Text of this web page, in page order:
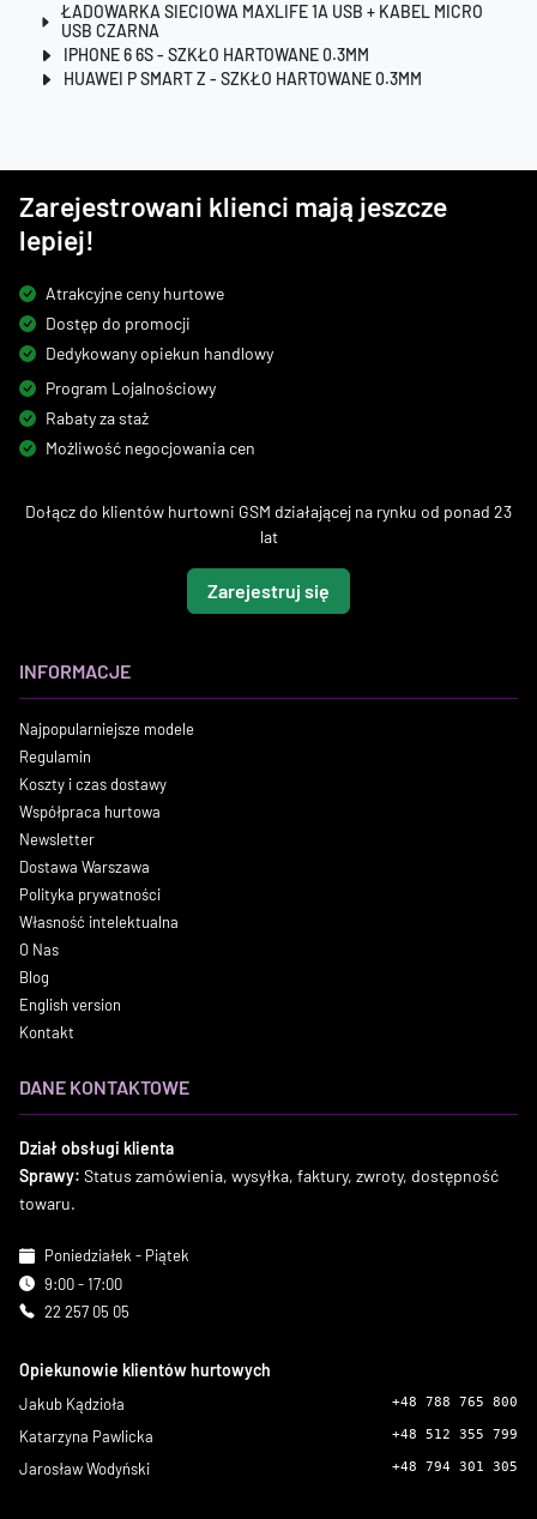
ŁADOWARKA SIECIOWA MAXLIFE 1A USB + KABEL MICRO
USB CZARNA
IPHONE 6 6S - SZKŁO HARTOWANE 0.3MM
HUAWEI P SMART Z - SZKŁO HARTOWANE 0.3MM
Zarejestrowani klienci mają jeszcze
lepiej!
Atrakcyjne ceny hurtowe
Dostęp do promocji
Dedykowany opiekun handlowy
Program Lojalnościowy
Rabaty za staż
Możliwość negocjowania cen
Dołącz do klientów hurtowni GSM działającej na rynku od ponad 23
lat
Zarejestruj się
INFORMACJE
Najpopularniejsze modele
Regulamin
Koszty i czas dostawy
Współpraca hurtowa
Newsletter
Dostawa Warszawa
Polityka prywatności
Własność intelektualna
O Nas
Blog
English version
Kontakt
DANE KONTAKTOWE
Dział obsługi klienta
Sprawy: Status zamówienia, wysyłka, faktury, zwroty, dostępność
towaru.
Poniedziałek - Piątek
9:00 - 17:00
22 257 05 05
Opiekunowie klientów hurtowych
Jakub Kądzioła +48 788 765 800
Katarzyna Pawlicka +48 512 355 799
Jarosław Wodyński +48 794 301 305